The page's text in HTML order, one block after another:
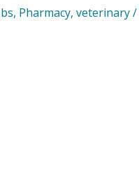
/
, Pharmacy,veterinary